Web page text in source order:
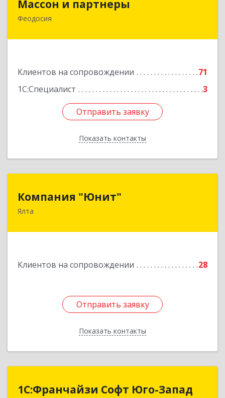
Массон и партнеры
Феодосия
Клиентов на сопровождении
71
1С:Специалист
3
Отправить заявку
Показать контакты
298112, Крым Респ, Феодосия г, Крымская ул,
Отправить заявку
Назад
Компания "Юнит"
Ялта
Клиентов на сопровождении 28
Отправить заявку
Показать контакты
298600, Крым Респ, Ялта г, Васильева ул, дом №
Отправить заявку
Назад
1С:Франчайзи Софт Юго-Запад
1С:Франчайзи Софт Юго-Запад